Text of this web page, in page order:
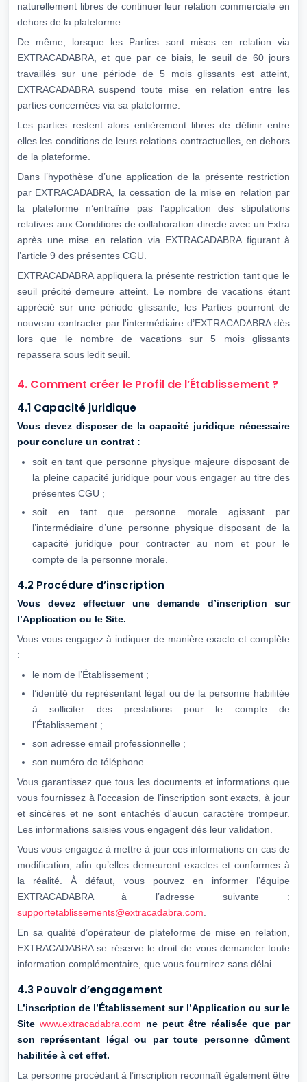
naturellement libres de continuer leur relation commerciale en
dehors de la plateforme.
De même, lorsque les Parties sont mises en relation via
EXTRACADABRA, et que par ce biais, le seuil de 60 jours
travaillés sur une période de 5 mois glissants est atteint,
EXTRACADABRA suspend toute mise en relation entre les
parties concernées via sa plateforme.
Les parties restent alors entièrement libres de définir entre
elles les conditions de leurs relations contractuelles, en dehors
de la plateforme.
Dans l’hypothèse d’une application de la présente restriction
par EXTRACADABRA, la cessation de la mise en relation par
la plateforme n’entraîne pas l’application des stipulations
relatives aux Conditions de collaboration directe avec un Extra
après une mise en relation via EXTRACADABRA figurant à
l’article 9 des présentes CGU.
EXTRACADABRA appliquera la présente restriction tant que le
seuil précité demeure atteint. Le nombre de vacations étant
apprécié sur une période glissante, les Parties pourront de
nouveau contracter par l'intermédiaire d’EXTRACADABRA dès
lors que le nombre de vacations sur 5 mois glissants
repassera sous ledit seuil.
4. Comment créer le Profil de l’Établissement ?
4.1 Capacité juridique
Vous devez disposer de la capacité juridique nécessaire
pour conclure un contrat :
soit en tant que personne physique majeure disposant de
la pleine capacité juridique pour vous engager au titre des
présentes CGU ;
soit en tant que personne morale agissant par
l’intermédiaire d’une personne physique disposant de la
capacité juridique pour contracter au nom et pour le
compte de la personne morale.
4.2 Procédure d’inscription
Vous devez effectuer une demande d’inscription sur
l’Application ou le Site.
Vous vous engagez à indiquer de manière exacte et complète
:
le nom de l’Établissement ;
l’identité du représentant légal ou de la personne habilitée
à solliciter des prestations pour le compte de
l’Établissement ;
son adresse email professionnelle ;
son numéro de téléphone.
Vous garantissez que tous les documents et informations que
vous fournissez à l'occasion de l'inscription sont exacts, à jour
et sincères et ne sont entachés d'aucun caractère trompeur.
Les informations saisies vous engagent dès leur validation.
Vous vous engagez à mettre à jour ces informations en cas de
modification, afin qu’elles demeurent exactes et conformes à
la réalité. À défaut, vous pouvez en informer l’équipe
EXTRACADABRA à l’adresse suivante :
supportetablissements@extracadabra.com
En sa qualité d’opérateur de plateforme de mise en relation,
EXTRACADABRA se réserve le droit de vous demander toute
information complémentaire, que vous fournirez sans délai.
4.3 Pouvoir d’engagement
L’inscription de l’Établissement sur l’Application ou sur le
Site www.extracadabra.com ne peut être réalisée que par
son représentant légal ou par toute personne dûment
habilitée à cet effet.
La personne procédant à l’inscription reconnaît également être